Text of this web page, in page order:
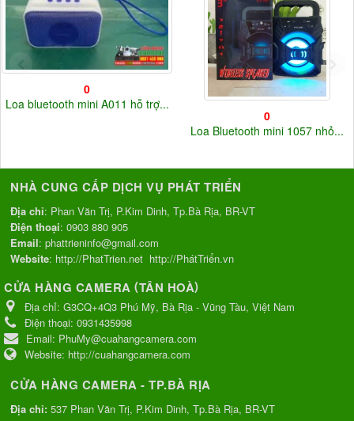
220V(3) Điện áp khác(20)
0
Loa bluetooth mini A011 hỗ trợ...
0
Loa Bluetooth mini 1057 nhỏ...
NHÀ CUNG CẤP DỊCH VỤ PHÁT TRIỂN
Địa chỉ: Phan Văn Trị, P.Kim Dinh, Tp.Bà Rịa, BR-VT
Điện thoại: 0903 880 905
Email: phattrieninfo@gmail.com
Website: http://PhatTrien.net http://PhátTriển.vn
CỬA HÀNG CAMERA (TÂN HOÀ)
Địa chỉ: G3CQ+4Q3 Phú Mỹ, Bà Rịa - Vũng Tàu, Việt Nam
Điện thoại: 0931435998
Email: PhuMy@cuahangcamera.com
Website: http://cuahangcamera.com
CỬA HÀNG CAMERA - TP.BÀ RỊA
Địa chỉ: 537 Phan Văn Trị, P.Kim Dinh, Tp.Bà Rịa, BR-VT